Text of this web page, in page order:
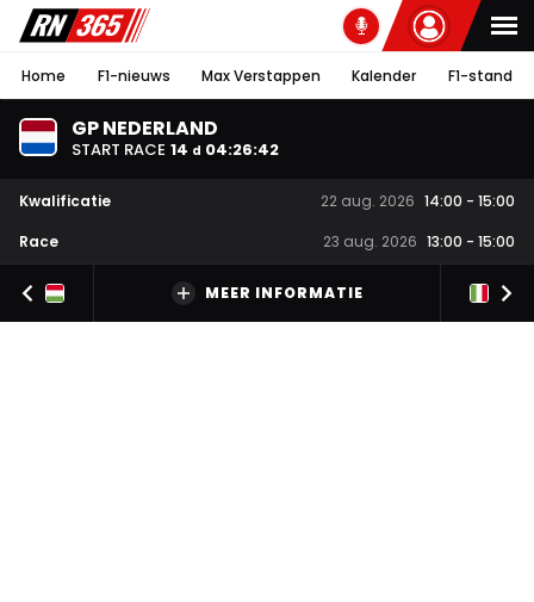
Home F1-nieuws Max Verstappen Kalender F1-stand
GP NEDERLAND
START RACE 14 d 04:26:41
Kwalificatie 22 aug. 2026 14:00 - 15:00
Race
23 aug. 2026 13:00 - 15:00
MEER INFORMATIE